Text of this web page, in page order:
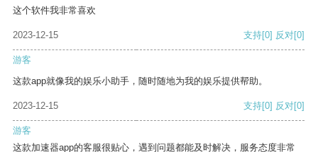
这个软件我非常喜欢
2023-12-15 支持[0] 反对[0]
游客
这款app就像我的娱乐小助手，随时随地为我的娱乐提供帮助。
2023-12-15 支持[0] 反对[0]
游客
这款加速器app的客服很贴心，遇到问题都能及时解决，服务态度非常